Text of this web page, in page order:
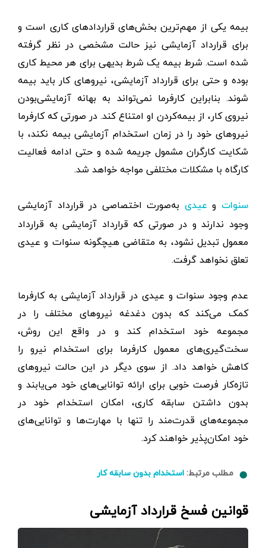
بیمه یکی از مهم‌ترین بخش‌های قراردادهای کاری است و
برای قرارداد آزمایشی نیز حالت مشخصی در نظر گرفته
شده است. شرط بیمه یک شرط بدیهی برای هر محیط کاری
بوده و حتی برای قرارداد آزمایشی، نیروهای کار باید بیمه
شوند. بنابراین کارفرما نمی‌تواند به بهانه آزمایشی‌بودن
نیروی کار، از بیمه‌کردن او امتناع کند. در صورتی که کارفرما
نیروهای خود را در زمان استخدام آزمایشی بیمه نکند، با
شکایت کارگران مشمول جریمه شده و حتی ادامه فعالیت
کارگاه با مشکلات مختلفی مواجه خواهد شد.
سنوات و عیدی به‌صورت اختصاصی در قرارداد آزمایشی
وجود ندارند و در صورتی که قرارداد آزمایشی به قرارداد
معمول تبدیل نشود، به متقاضی هیچگونه سنوات و عیدی
تعلق نخواهد گرفت.
عدم وجود سنوات و عیدی در قرارداد آزمایشی به کارفرما
کمک می‌کند که بدون دغدغه نیروهای مختلف را در
مجموعه خود استخدام کند و در واقع این روش،
سخت‌گیری‌های معمول کارفرما برای استخدام نیرو را
کاهش خواهد داد. از سوی دیگر در این حالت نیروهای
تازه‌کار فرصت خوبی برای ارائه توانایی‌های خود می‌یابند و
بدون داشتن سابقه کاری، امکان استخدام خود در
مجموعه‌های قدرت‌مند را تنها با مهارت‌ها و توانایی‌‌های
خود امکان‌پذیر خواهند کرد.
مطلب مرتبط: استخدام بدون سابقه کار
قوانین فسخ قرارداد آزمایشی